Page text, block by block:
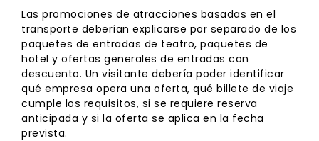
Las promociones de atracciones basadas en el
transporte deberían explicarse por separado de los
paquetes de entradas de teatro, paquetes de
hotel y ofertas generales de entradas con
descuento. Un visitante debería poder identificar
qué empresa opera una oferta, qué billete de viaje
cumple los requisitos, si se requiere reserva
anticipada y si la oferta se aplica en la fecha
prevista.